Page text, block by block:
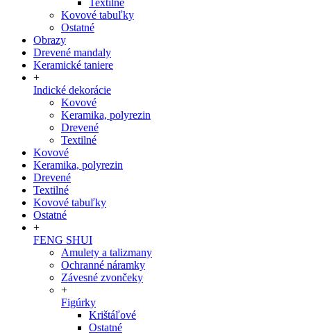
Textilné
Kovové tabuľky
Ostatné
Obrazy
Drevené mandaly
Keramické taniere
+
Indické dekorácie
Kovové
Keramika, polyrezin
Drevené
Textilné
Kovové
Keramika, polyrezin
Drevené
Textilné
Kovové tabuľky
Ostatné
+
FENG SHUI
Amulety a talizmany
Ochranné náramky
Závesné zvončeky
+
Figúrky
Krištáľové
Ostatné